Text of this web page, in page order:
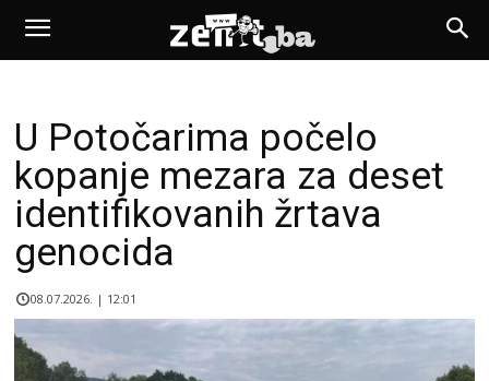
U Potočarima počelo
kopanje mezara za deset
identifikovanih žrtava
genocida
08.07.2026. | 12:01